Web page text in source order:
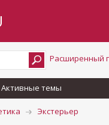
Расширенный
Активные темы
Экстерьер